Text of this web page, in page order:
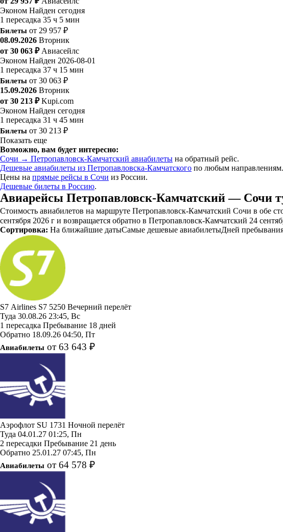
Эконом Найден сегодня
1 пересадка 35 ч 5 мин
Билеты от 29 957 ₽
08.09.2026 Вторник
от 30 063 ₽ Авиасейлс
Эконом Найден 2026-08-01
1 пересадка 37 ч 15 мин
Билеты от 30 063 ₽
15.09.2026 Вторник
от 30 213 ₽ Kupi.com
Эконом Найден сегодня
1 пересадка 31 ч 45 мин
Билеты от 30 213 ₽
Показать еще
Возможно, вам будет интересно:
Сочи → Петропавловск-Камчатский авиабилеты на обратный рейс.
Дешевые авиабилеты из Петропавловска-Камчатского по любым направлениям.
Цены на прямые рейсы в Сочи из России.
Дешевые билеты в Россию.
Авиарейсы Петропавловск-Камчатский — Сочи
Стоимость авиабилетов на маршруте Петропавловск-Камчатский Сочи в обе
сентября 2026 г и возвращается обратно в Петропавловск-Камчатский 24
Сортировка: На ближайшие датыСамые дешевые авиабилетыДней
S7 Airlines S7 5250 Вечерний перелёт
Туда 30.08.26 23:45, Вс
1 пересадка Пребывание 18 дней
Обратно 18.09.26 04:50, Пт
Авиабилеты от 63 643 ₽
Аэрофлот SU 1731 Ночной перелёт
Туда 04.01.27 01:25, Пн
2 пересадки Пребывание 21 день
Обратно 25.01.27 07:45, Пн
Авиабилеты от 64 578 ₽